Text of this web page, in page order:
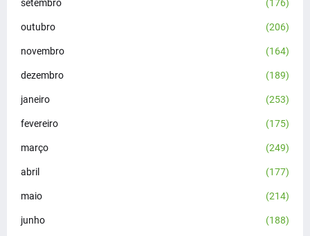
setembro (176)
outubro (206)
novembro (164)
dezembro (189)
janeiro (253)
fevereiro (175)
março (249)
abril (177)
maio (214)
junho (188)